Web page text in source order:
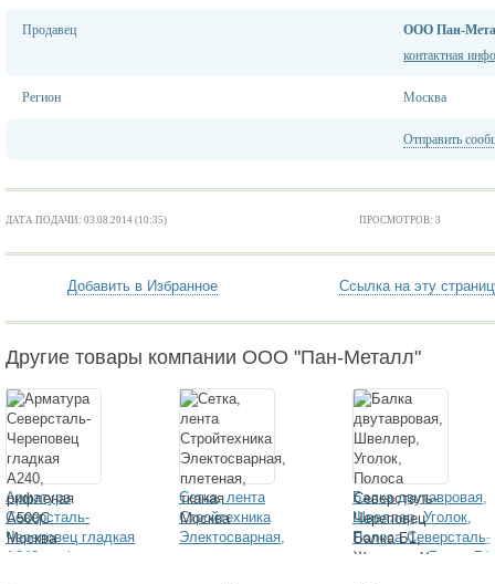
Продавец
ООО Пан-
контактная
Регион Москва
Отправить
ДАТА ПОДАЧИ: 03.08.2014 (10:35) ПРОСМОТРОВ: 3
Добавить в Избранное Ссылка на эту
Другие товары компании ООО "Пан-Металл"
Арматура
Северсталь-
Череповец гладкая
А240, рифленая
Сетка, лента
Стройтехника
Электосварная,
Балка двутавровая,
Швеллер, Уголок,
Полоса Северсталь-
Череповец Балка Б1,